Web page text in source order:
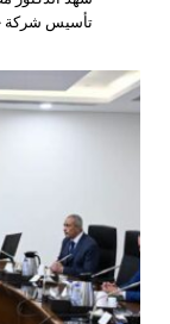
تأسيس شركة